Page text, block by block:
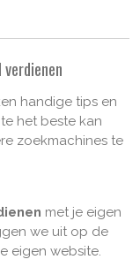
handige tips en
het beste kan
zoekmachines te
met je eigen
we uit op de
eigen website.